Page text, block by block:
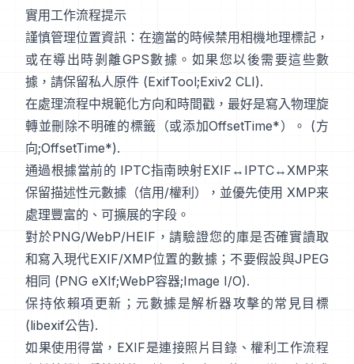
實用工作流程提示
謹慎管理位置資訊：在適當的時候禁用相機地理標記，
或在導出時剝離GPS數據。如果您以後需要這些數
據，請保留私人原件 (ExifTool;Exiv2 CLI).
在處理流程中規範化方向和時間戳，最好是寫入物理旋
轉並刪除不明確的標籤（或添加OffsetTime*）。 (方
向;OffsetTime*).
通過根據當前的 IPTC指南映射EXIF↔IPTC↔XMP来
保留描述性元數據（信用/權利），並優先使用 XMP来
處理豐富的、可擴展的字段。
對於PNG/WebP/HEIF，請驗證您的庫是否確實讀取
和寫入現代EXIF/XMP位置的數據；不要假設與JPEG
相同 (PNG eXIf;WebP容器;Image I/O).
保持依賴項更新；元數據是解析器攻擊的常見目標
(libexif公告).
如果使用得當，EXIF是連接照片目錄、權利工作流程